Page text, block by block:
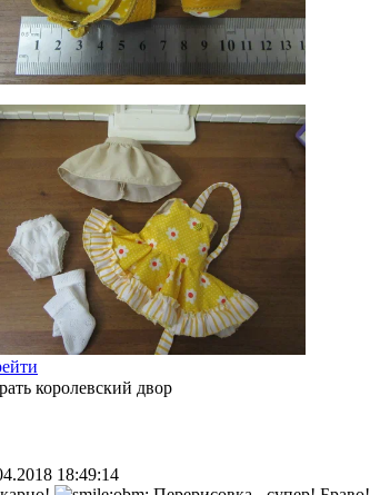
королевский двор
18:49:14